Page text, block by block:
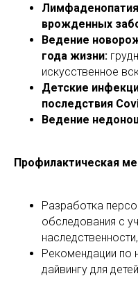
врожденных
Ведение
года жизни:
искусственное
Детские
последствия
Ведение
Профилактическая
Разработка
обследования с
Рекомендации по
дайвингу для